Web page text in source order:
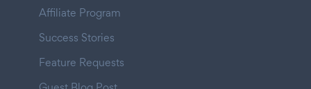
Affiliate Program
Success Stories
Feature Requests